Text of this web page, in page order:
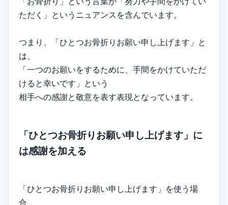
ただく」というニュアンスを含んでいます。
つまり、「ひとつお骨折りお願い申し上げます」と
は、
「一つのお願いをするために、手間をかけていただ
けると幸いです」という
相手への感謝と敬意を表す表現となっています。
「ひとつお骨折りお願い申し上げます」に
は感謝を加える
「ひとつお骨折りお願い申し上げます」を使う場
合、